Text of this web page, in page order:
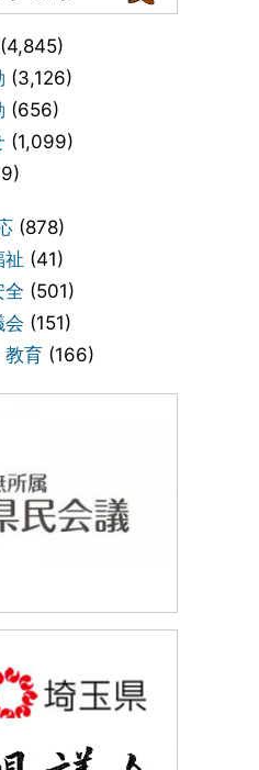
(4,845)
(3,126)
(656)
(1,099)
(878)
祉 (41)
全 (501)
会 (151)
教育 (166)